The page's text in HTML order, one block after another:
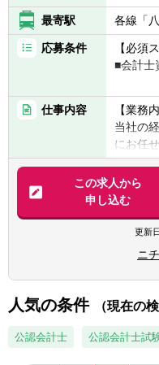
最寄駅 各線「
応募条件
【必須
■会計士
【歓迎
■会計
※上場企
【企業
■年間休
境です。
離職率
れてお
業への
■製造業
年以上
仕事内容
【業務
当社の
にお任
【詳細】
■単体・
■開示
書、有
■税金
■月次業
■国内外
社、工
※ご経験
らの業
この求人から
申し込む
更新日
ニ
人気の条件 （現在の
公認会計士 公認会計士試